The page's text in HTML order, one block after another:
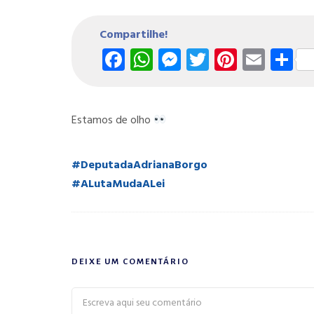
Compartilhe!
Facebook
WhatsApp
Messenger
Twitter
Estamos de olho
#DeputadaAdrianaBorgo
#ALutaMudaALei
DEIXE UM COMENTÁRIO